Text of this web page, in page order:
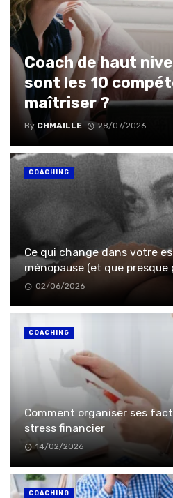
Coach de haut
sont les 10
maîtriser ?
By CHMAILLE 28/07/2026
Ce qui change dans votre
ménopause (et que presque
02/06/2026
COACHING
Comment organiser ses
stress financier
14/02/2026
COACHING
COACHING